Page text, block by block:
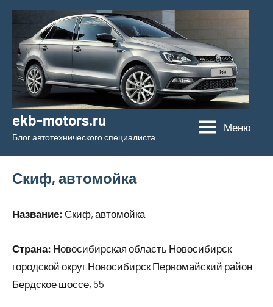
Перейти
содержимому
ekb-motors.ru
Блог автотехнического специалиста
Меню
Скиф, автомойка
Название: Скиф, автомойка
Страна: Новосибирская область Новосибирск
городской округ Новосибирск Первомайский район
Бердское шоссе, 55